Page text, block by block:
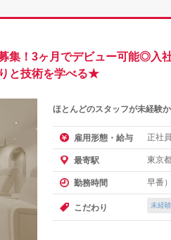
集！3ヶ月でデビュー可能◎入
と技術を学べる★
ほとんどのスタッフが未経験
雇用形態・給与 正社
最寄駅 東京
勤務時間 早番
こだわり 未経